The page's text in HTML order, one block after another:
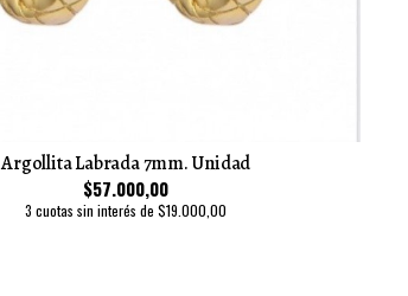
Argollita Labrada 7mm. Unidad
$57.000,00
3 cuotas sin interés de $19.000,00